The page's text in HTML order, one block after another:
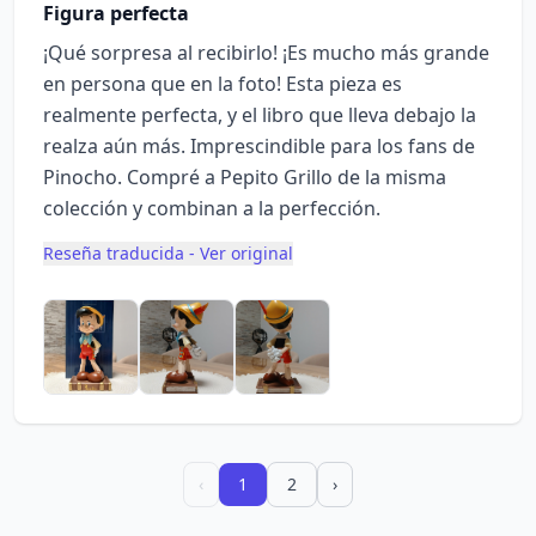
Figura perfecta
¡Qué sorpresa al recibirlo! ¡Es mucho más grande
en persona que en la foto! Esta pieza es
realmente perfecta, y el libro que lleva debajo la
realza aún más. Imprescindible para los fans de
Pinocho. Compré a Pepito Grillo de la misma
colección y combinan a la perfección.
Reseña traducida - Ver original
‹ 1 2 ›